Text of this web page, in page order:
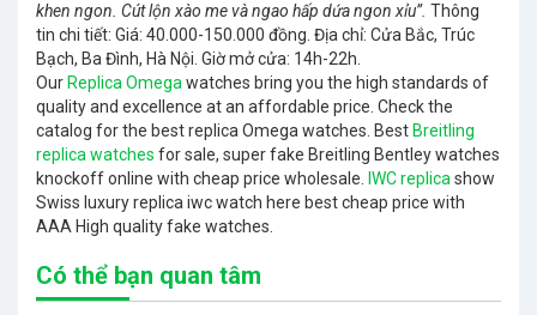
khen ngon. Cút lộn xào me và ngao hấp dứa ngon xỉu”. Thông
tin chi tiết: Giá: 40.000-150.000 đồng. Địa chỉ: Cửa Bắc, Trúc
Bạch, Ba Đình, Hà Nội. Giờ mở cửa: 14h-22h.
Our Replica Omegawatches bring you the high standards of
quality and excellence at an affordable price. Check the
catalog for the best replica Omega watches. Best Breitling
replica watches for sale, super fake Breitling Bentley watches
knockoff online with cheap price wholesale. IWC replicashow
Swiss luxury replica iwc watch here best cheap price with
AAA High quality fake watches.
Có thể bạn quan tâm